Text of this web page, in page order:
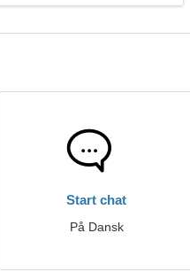
Start chat
På Dansk